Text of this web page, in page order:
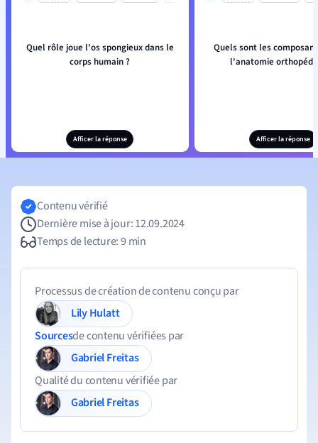
Quel rôle joue l'os spongieux dans le
corps humain ?
Afficer la réponse
Quels sont les
l'anatomie
Afficer la réponse
Contenu vérifié
Dernière mise à jour: 12.09.2024
Temps de lecture: 9 min
Processus de création de contenu conçu par
Lily Hulatt
Sourcesde contenu vérifiées par
Gabriel Freitas
Qualité du contenu vérifiée par
Gabriel Freitas